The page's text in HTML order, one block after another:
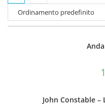
John Constable